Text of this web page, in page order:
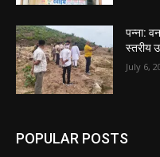
पन्ना:
स्तरीय
July 6,
POPULAR POSTS